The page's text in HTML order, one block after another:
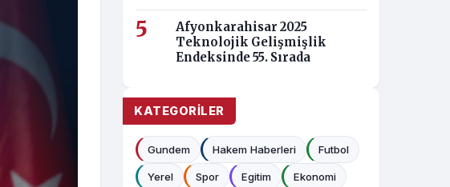
Afyonkarahisar 2025
Teknolojik Gelişmişlik
Endeksinde 55. Sırada
KATEGORILER
Gundem Hakem Haberleri Futbol
Yerel Spor Egitim Ekonomi